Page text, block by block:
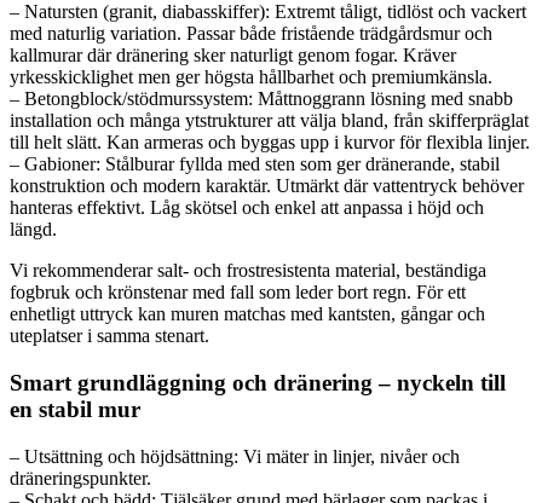
– Natursten (granit, diabasskiffer): Extremt tåligt, tidlöst och vackert
med naturlig variation. Passar både fristående trädgårdsmur och
kallmurar där dränering sker naturligt genom fogar. Kräver
yrkesskicklighet men ger högsta hållbarhet och premiumkänsla.
– Betongblock/stödmurssystem: Måttnoggrann lösning med snabb
installation och många ytstrukturer att välja bland, från skifferpräglat
till helt slätt. Kan armeras och byggas upp i kurvor för flexibla linjer.
– Gabioner: Stålburar fyllda med sten som ger dränerande, stabil
konstruktion och modern karaktär. Utmärkt där vattentryck behöver
hanteras effektivt. Låg skötsel och enkel att anpassa i höjd och
längd.
Vi rekommenderar salt- och frostresistenta material, beständiga
fogbruk och krönstenar med fall som leder bort regn. För ett
enhetligt uttryck kan muren matchas med kantsten, gångar och
uteplatser i samma stenart.
Smart grundläggning och dränering – nyckeln till
en stabil mur
– Utsättning och höjdsättning: Vi mäter in linjer, nivåer och
dräneringspunkter.